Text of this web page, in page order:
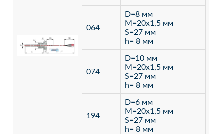
064
D=8 мм
M=20х1,5 мм
S=27 мм
h= 8 мм
074
D=10 мм
M=20х1,5 мм
S=27 мм
h= 8 мм
194
D=6 мм
M=20х1,5 мм
S=27 мм
h= 8 мм